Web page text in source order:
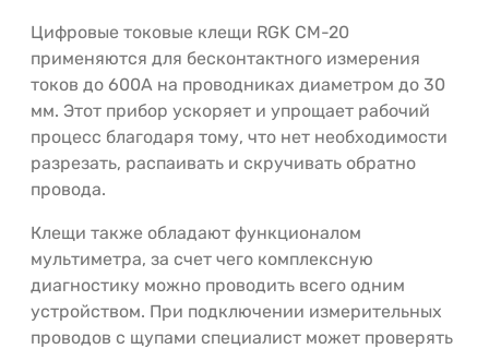
Цифровые токовые клещи RGK CM-20
применяются для бесконтактного измерения
токов до 600А на проводниках диаметром до 30
мм. Этот прибор ускоряет и упрощает рабочий
процесс благодаря тому, что нет необходимости
разрезать, распаивать и скручивать обратно
провода.
Клещи также обладают функционалом
мультиметра, за счет чего комплексную
диагностику можно проводить всего одним
устройством. При подключении измерительных
проводов с щупами специалист может проверять